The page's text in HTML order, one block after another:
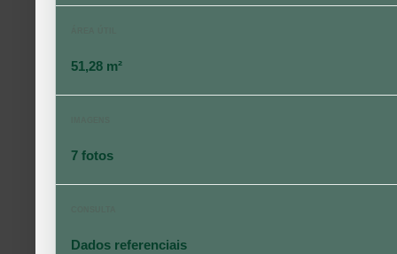
51,28 m²
7 fotos
Dados referenciais